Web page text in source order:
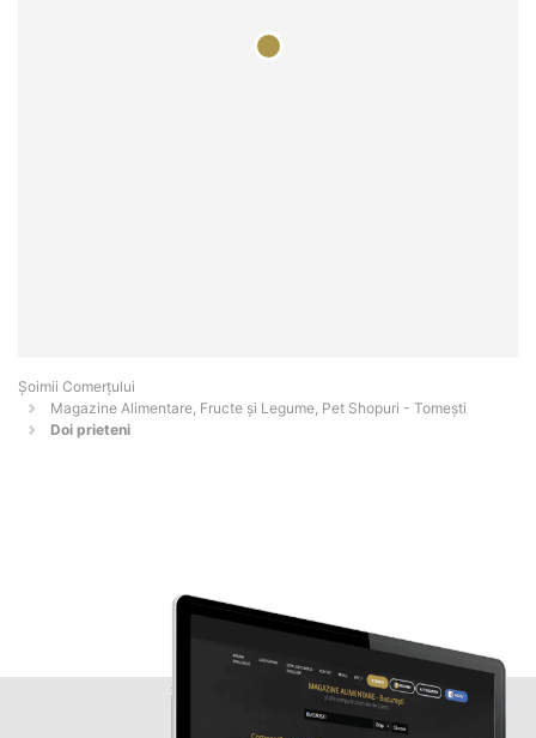
Șoimii Comerțului
Magazine Alimentare, Fructe și Legume, Pet Shopuri - Tomeşti
Doi prieteni